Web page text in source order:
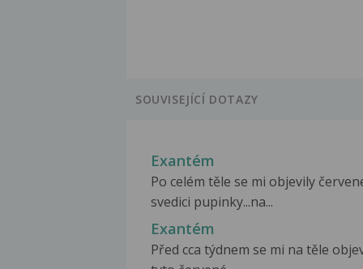
SOUVISEJÍCÍ DOTAZY
Exantém
Po celém těle se mi objevily
svedici pupinky...na...
Exantém
Před cca týdnem se mi na těle